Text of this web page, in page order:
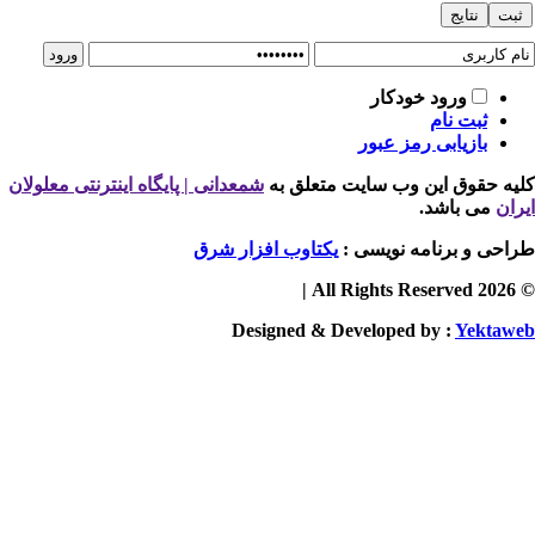
ورود خودکار
ثبت نام
بازیابی رمز عبور
حقوق این وب سایت متعلق بهشمعدانی | پایگاه اینترنتی معلولان
می باشد.
و برنامه نویسی : یکتاوب افزار شرق
©
Designed & Developed by :